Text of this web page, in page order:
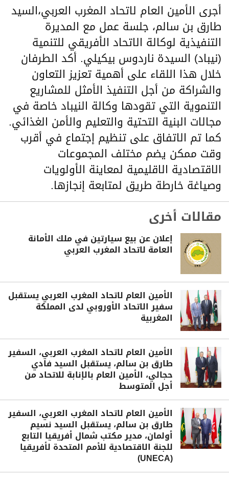
أجرى الأمين العام لاتحاد المغرب العربي،السيد
طارق بن سالم، جلسة عمل مع المديرة
التنفيذية لوكالة الاتحاد الأفريقي للتنمية
(نيباد) السيدة ناردوس بيكيلي. أكد الطرفان
خلال هذا اللقاء على أهمية تعزيز التعاون
والشراكة من أجل التنفيذ الأمثل للمشاريع
التنموية التي تقودها وكالة النيباد خاصة في
مجالات البنية التحتية والتعليم والأمن الغذائي.
كما تم الاتفاق على تنظيم إجتماع في أقرب
وقت ممكن يضم مختلف المجموعات
الاقتصادية الاقليمية لمعاينة الأولويات
وصياغة خارطة طريق لمتابعة إنجازها.
مقالات أخرى
إعلان عن بيع سيارتين في ملك الأمانة
العامة لاتحاد المغرب العربي
الأمين العام لاتحاد المغرب العربي يستقبل
سفير الاتحاد الأوروبي لدى المملكة
المغربية
الأمين العام لاتحاد المغرب العربي، السفير
طارق بن سالم، يستقبل السيد فادي
حجالي، الأمين العام بالإنابة للاتحاد من
أجل المتوسط
الأمين العام لاتحاد المغرب العربي، السفير
طارق بن سالم، يستقبل السيد نسيم
أولمان، مدير مكتب شمال أفريقيا التابع
للجنة الاقتصادية للأمم المتحدة لأفريقيا
(UNECA)